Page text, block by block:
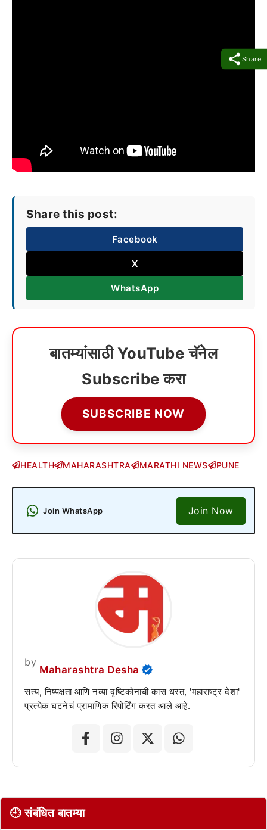
Share
Share this post:
Facebook
X
WhatsApp
बातम्यांसाठी YouTube चॅनेल
Subscribe करा
SUBSCRIBE NOW
HEALTH MAHARASHTRA MARATHI NEWS PUNE
Join WhatsApp Join Now
by
Maharashtra Desha
सत्य, निष्पक्षता आणि नव्या दृष्टिकोनाची कास धरत, 'महाराष्ट्र देशा'
प्रत्येक घटनेचं प्रामाणिक रिपोर्टिंग करत आले आहे.
🕘 संबंधित बातम्या